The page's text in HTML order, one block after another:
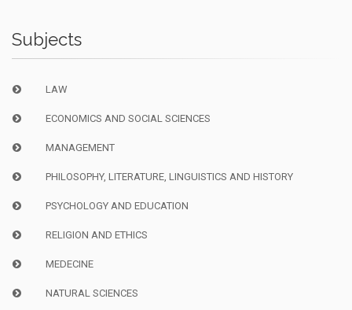
Subjects
LAW
ECONOMICS AND SOCIAL SCIENCES
MANAGEMENT
PHILOSOPHY, LITERATURE, LINGUISTICS AND HISTORY
PSYCHOLOGY AND EDUCATION
RELIGION AND ETHICS
MEDECINE
NATURAL SCIENCES